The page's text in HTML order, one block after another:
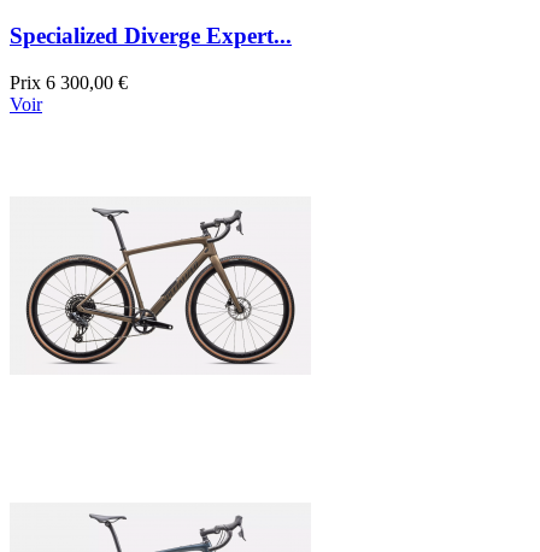
Specialized Diverge Expert...
Prix 6 300,00 €
Voir